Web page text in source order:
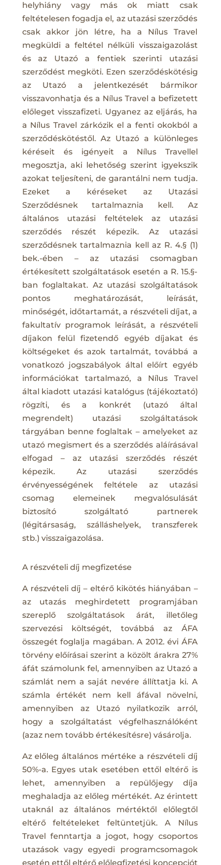
helyhiány vagy más ok miatt csak
feltételesen fogadja el, az utazási szerződés
csak akkor jön létre, ha a Nílus Travel
megküldi a feltétel nélküli visszaigazolást
és az Utazó a fentiek szerinti utazási
szerződést megköti. Ezen szerződéskötésig
az Utazó a jelentkezését bármikor
visszavonhatja és a Nílus Travel a befizetett
előleget visszafizeti. Ugyanez az eljárás, ha
a Nílus Travel zárkózik el a fenti okokból a
szerződéskötéstől. Az Utazó a különleges
kéréseit és igényeit a Nílus Travellel
megosztja, aki lehetőség szerint igyekszik
azokat teljesíteni, de garantálni nem tudja.
Ezeket a kéréseket az Utazási
Szerződésnek tartalmaznia kell. Az
általános utazási feltételek az utazási
szerződés részét képezik. Az utazási
szerződésnek tartalmaznia kell az R. 4.§ (1)
bek.-ében – az utazási csomagban
értékesített szolgáltatások esetén a R. 15.§-
ban foglaltakat. Az utazási szolgáltatások
pontos meghatározását, leírását,
minőségét, időtartamát, a részvételi díjat, a
fakultatív programok leírását, a részvételi
díjakon felül fizetendő egyéb díjakat és
költségeket és azok tartalmát, továbbá a
vonatkozó jogszabályok által előírt egyéb
információkat tartalmazó, a Nílus Travel
által kiadott utazási katalógus (tájékoztató)
rögzíti, és a konkrét (utazó által
megrendelt) utazási szolgáltatások
tárgyában benne foglaltak – amelyeket az
utazó megismert és a szerződés aláírásával
elfogad – az utazási szerződés részét
képezik. Az utazási szerződés
érvényességének feltétele az utazási
csomag elemeinek megvalósulását
biztosító szolgáltató partnerek
(légitársaság, szálláshelyek, transzferek
stb.) visszaigazolása.
A részvételi díj megfizetése
A részvételi díj – eltérő kikötés hiányában –
az utazás meghirdetett programjában
szereplő szolgáltatások árát, illetőleg
szervezési költségét, továbbá az ÁFA
összegét foglalja magában. A 2012. évi ÁFA
törvény előírásai szerint a közölt árakra 27%
áfát számolunk fel, amennyiben az Utazó a
számlát nem a saját nevére állíttatja ki. A
számla értékét nem kell áfával növelni,
amennyiben az Utazó nyilatkozik arról,
hogy a szolgáltatást végfelhasználóként
(azaz nem tovább értékesítésre) vásárolja.
Az előleg általános mértéke a részvételi díj
50%-a. Egyes utak esetében ettől eltérő is
lehet, amennyiben a repülőjegy díja
meghaladja az előleg mértékét. Az érintett
utaknál az általános mértéktől előlegtől
eltérő feltételeket feltüntetjük. A Nílus
Travel fenntartja a jogot, hogy csoportos
utazások vagy egyedi programcsomagok
esetén ettől eltérő előlegfizetési koncepciót